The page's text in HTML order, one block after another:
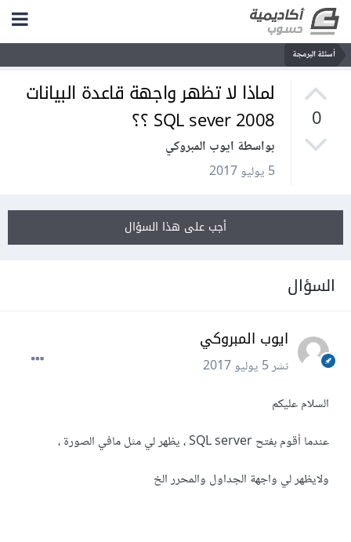
أسئلة البرمجة
0
لماذا لا تظهر واجهة قاعدة البيانات
SQL sever 2008 ؟؟
بواسطة ايوب المبروكي
5 يوليو 2017
أجب على هذا السؤال
السؤال
ايوب المبروكي
نشر5 يوليو 2017
السلام عليكم
عندما أقوم بفتح SQL server ، يظهر لي مثل مافي الصورة ،
ولايظهر لي واجهة الجداول والمحرر الخ